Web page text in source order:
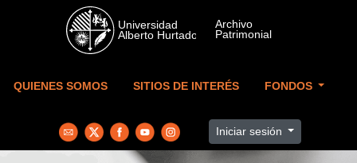
Skip to main content
QUIENES SOMOS SITIOS DE INTERÉS FONDOS
Iniciar sesión